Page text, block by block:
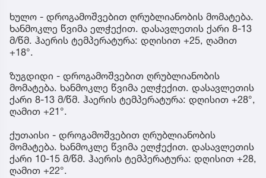
ხულო - დროგამოშვებით ღრუბლიანობის მომატება.
ხანმოკლე წვიმა ელჭექით. დასავლეთის ქარი 8-13
მ/წმ. ჰაერის ტემპერატურა: დღისით +25, ღამით
+18°.
ზუგდიდი - დროგამოშვებით ღრუბლიანობის
მომატება. ხანმოკლე წვიმა ელჭექით. დასავლეთის
ქარი 8-13 მ/წმ. ჰაერის ტემპერატურა: დღისით +28°,
ღამით +21°.
ქუთაისი - დროგამოშვებით ღრუბლიანობის
მომატება. ხანმოკლე წვიმა ელჭექით. დასავლეთის
ქარი 10-15 მ/წმ. ჰაერის ტემპერატურა: დღისით +28,
ღამით +22°.